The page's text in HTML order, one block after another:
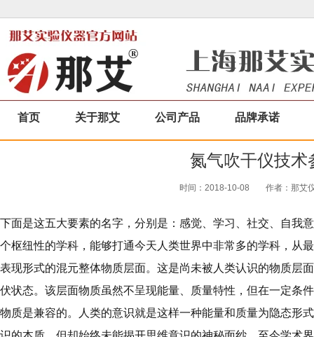
首页 关于那艾 公司产品 品牌承诺
氮气吹干仪技术
时间：2018-10-08 作者：那艾
下面是这五大要素的名字，分别是：感觉、学习、社交、自我
个枢纽性的学科，能够打通今天人类世界中非常多的学科，从
表现形式的混元整体物质层面。这是尚未被人类认识的物质层
伏状态。该层面物质虽然不呈现能量、质量特性，但在一定条
物质是兼容的。人类的意识就是这样一种能量和质量为隐态形